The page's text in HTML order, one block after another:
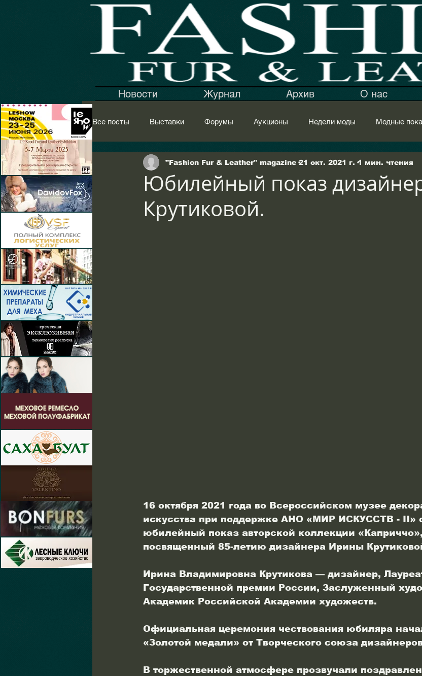
Новости Журнал Архив О нас
Все посты Выставки Форумы Аукционы Недели моды Модные
Одежда Головные уборы Семинар Меховой полуфабрикат
Аксессуары Фабрики
Юбилейный показ
Крутиковой.
"Fashion Fur & Leather" magazine 21 окт. 2021 г. 1 мин. чтения
16 октября 2021 года во Всероссийском музее
искусства при поддержке АНО «МИР ИСКУССТВ - II»
юбилейный показ авторской коллекции «Каприччо»,
посвященный 85-летию дизайнера Ирины
Ирина Владимировна Крутикова — дизайнер,
Государственной премии России, Заслуженный
Академик Российской Академии художеств.
Официальная церемония чествования юбиляра
«Золотой медали» от Творческого союза
В торжественной атмосфере прозвучали